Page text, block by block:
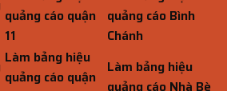
quảng cáo quận
11
quảng cáo Bình
Chánh
Làm bảng hiệu
quảng cáo quận
Làm bảng hiệu
quảng cáo Nhà Bè